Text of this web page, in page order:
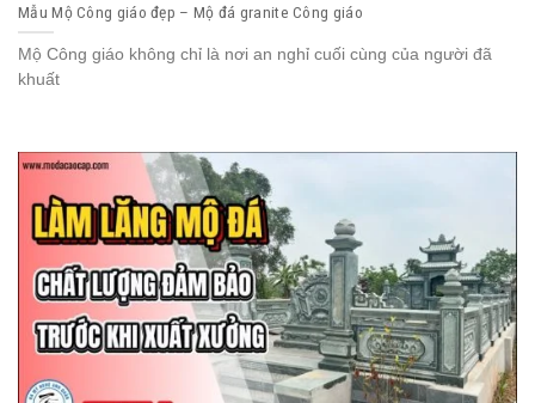
Mẫu Mộ Công giáo đẹp – Mộ đá granite Công giáo
Mộ Công giáo không chỉ là nơi an nghỉ cuối cùng của người đã
khuất